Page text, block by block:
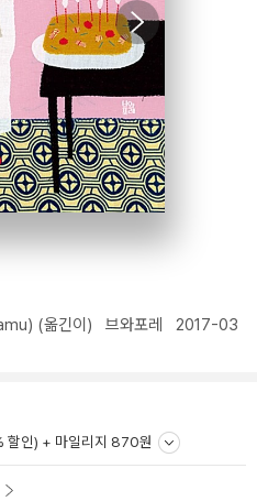
(옮긴이) 브와포레
2017-03
할인) + 마일리지 870원